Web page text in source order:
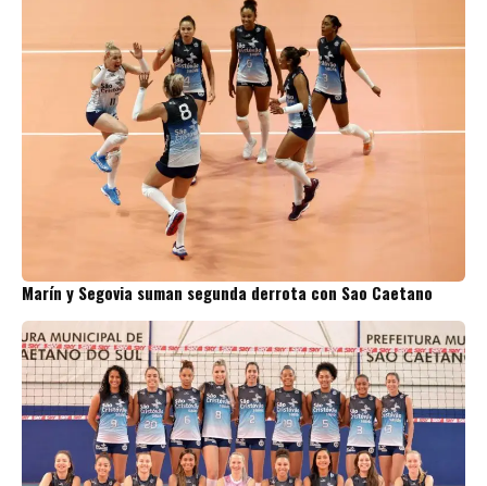
Marín y Segovia suman segunda derrota con Sao Caetano